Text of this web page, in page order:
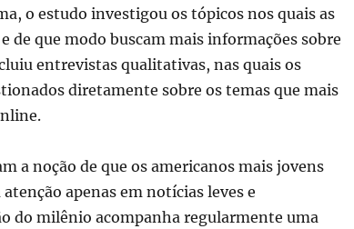
o estudo investigou os tópicos nos quais as
de que modo buscam mais informações sobre
entrevistas qualitativas, nas quais os
diretamente sobre os temas que mais
a noção de que os americanos mais jovens
apenas em notícias leves e
do milênio acompanha regularmente uma